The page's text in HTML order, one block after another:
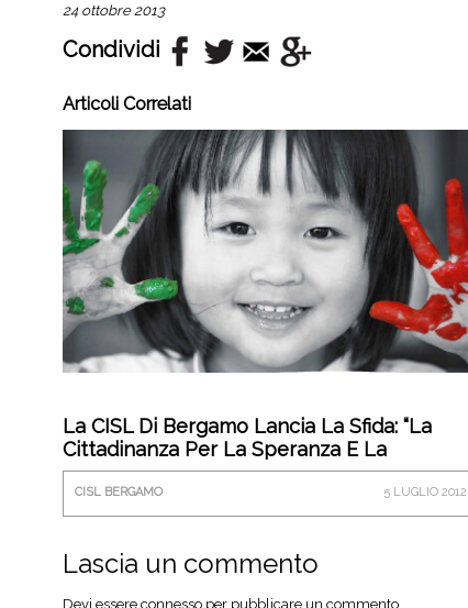
24 ottobre 2013
Condividi
Articoli Correlati
La CISL Di Bergamo Lancia La Sfida: “La
Cittadinanza Per La Speranza E La
Sicurezza”
CISL BERGAMO 5 LUGLIO 2012
Lascia un commento
Devi essere connesso per pubblicare un commento.